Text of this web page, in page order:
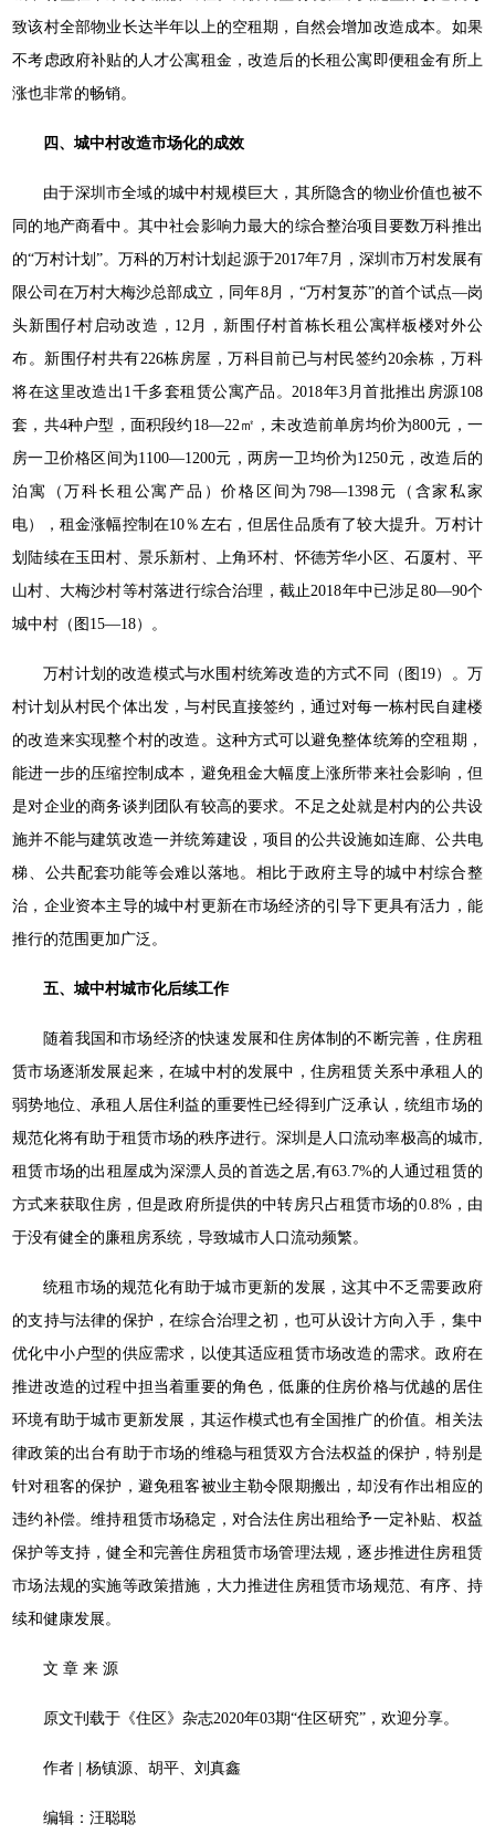
致该村全部物业长达半年以上的空租期，自然会增加改造成本。如果
不考虑政府补贴的人才公寓租金，改造后的长租公寓即便租金有所上
涨也非常的畅销。
四、城中村改造市场化的成效
由于深圳市全域的城中村规模巨大，其所隐含的物业价值也被不
同的地产商看中。其中社会影响力最大的综合整治项目要数万科推出
的“万村计划”。万科的万村计划起源于2017年7月，深圳市万村发展有
限公司在万村大梅沙总部成立，同年8月，“万村复苏”的首个试点—岗
头新围仔村启动改造，12月，新围仔村首栋长租公寓样板楼对外公
布。新围仔村共有226栋房屋，万科目前已与村民签约20余栋，万科
将在这里改造出1千多套租赁公寓产品。2018年3月首批推出房源108
套，共4种户型，面积段约18—22㎡，未改造前单房均价为800元，一
房一卫价格区间为1100—1200元，两房一卫均价为1250元，改造后的
泊寓（万科长租公寓产品）价格区间为798—1398元（含家私家
电），租金涨幅控制在10％左右，但居住品质有了较大提升。万村计
划陆续在玉田村、景乐新村、上角环村、怀德芳华小区、石厦村、平
山村、大梅沙村等村落进行综合治理，截止2018年中已涉足80—90个
城中村（图15—18）。
万村计划的改造模式与水围村统筹改造的方式不同（图19）。万
村计划从村民个体出发，与村民直接签约，通过对每一栋村民自建楼
的改造来实现整个村的改造。这种方式可以避免整体统筹的空租期，
能进一步的压缩控制成本，避免租金大幅度上涨所带来社会影响，但
是对企业的商务谈判团队有较高的要求。不足之处就是村内的公共设
施并不能与建筑改造一并统筹建设，项目的公共设施如连廊、公共电
梯、公共配套功能等会难以落地。相比于政府主导的城中村综合整
治，企业资本主导的城中村更新在市场经济的引导下更具有活力，能
推行的范围更加广泛。
五、城中村城市化后续工作
随着我国和市场经济的快速发展和住房体制的不断完善，住房租
赁市场逐渐发展起来，在城中村的发展中，住房租赁关系中承租人的
弱势地位、承租人居住利益的重要性已经得到广泛承认，统组市场的
规范化将有助于租赁市场的秩序进行。深圳是人口流动率极高的城市,
租赁市场的出租屋成为深漂人员的首选之居,有63.7%的人通过租赁的
方式来获取住房，但是政府所提供的中转房只占租赁市场的0.8%，由
于没有健全的廉租房系统，导致城市人口流动频繁。
统租市场的规范化有助于城市更新的发展，这其中不乏需要政府
的支持与法律的保护，在综合治理之初，也可从设计方向入手，集中
优化中小户型的供应需求，以使其适应租赁市场改造的需求。政府在
推进改造的过程中担当着重要的角色，低廉的住房价格与优越的居住
环境有助于城市更新发展，其运作模式也有全国推广的价值。相关法
律政策的出台有助于市场的维稳与租赁双方合法权益的保护，特别是
针对租客的保护，避免租客被业主勒令限期搬出，却没有作出相应的
违约补偿。维持租赁市场稳定，对合法住房出租给予一定补贴、权益
保护等支持，健全和完善住房租赁市场管理法规，逐步推进住房租赁
市场法规的实施等政策措施，大力推进住房租赁市场规范、有序、持
续和健康发展。
文 章 来 源
原文刊载于《住区》杂志2020年03期“住区研究”，欢迎分享。
作者 | 杨镇源、胡平、刘真鑫
编辑：汪聪聪